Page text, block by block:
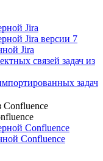
Jira
Jira версии 7
Jira
связей задач из
задач
Confluence
Confluence